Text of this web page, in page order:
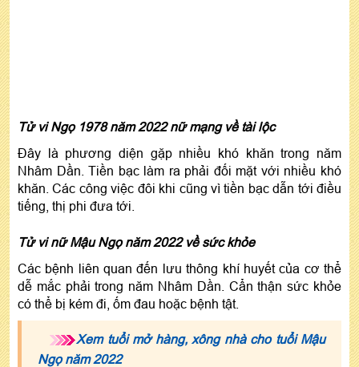
Tử vi Ngọ 1978 năm 2022 nữ mạng về tài lộc
Đây là phương diện gặp nhiều khó khăn trong năm
Nhâm Dần. Tiền bạc làm ra phải đối mặt với nhiều khó
khăn. Các công việc đôi khi cũng vì tiền bạc dẫn tới điều
tiếng, thị phi đưa tới.
Tử vi nữ Mậu Ngọ năm 2022 về sức khỏe
Các bệnh liên quan đến lưu thông khí huyết của cơ thể
dễ mắc phải trong năm Nhâm Dần. Cẩn thận sức khỏe
có thể bị kém đi, ốm đau hoặc bệnh tật.
Xem tuổi mở hàng, xông nhà cho tuổi Mậu
Ngọ năm 2022